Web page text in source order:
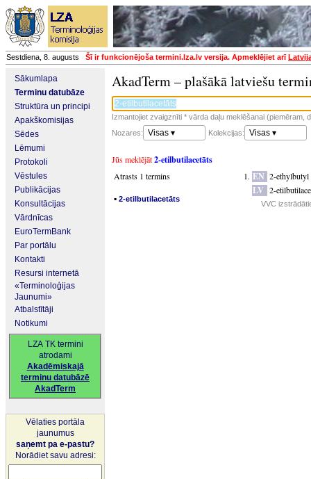
Sestdiena, 8. augusts Šī ir funkcionējoša termini.lza.lv versija. Apmeklējiet arī
Sākumlapa
Terminu datubāze
Struktūra un principi
Apakškomisijas
Sēdes
Lēmumi
Protokoli
Vēstules
Publikācijas
Konsultācijas
Vārdnīcas
EuroTermBank
Par portālu
Kontakti
Resursi internetā
«Terminoloģijas
Jaunumi»
Atbalstītāji
Notikumi
LZA TK termini
atrodami
Akadēmiskajā
terminu datubāzē
AkadTerm
Vēlaties portāla
jaunumus
saņemt pa e-pastu?
Norādiet savu adresi:
AkadTerm – plašākā latviešu
Izmantojiet zvaigznīti * vārda daļu meklēšanai (piemēram,
Nozares:
Visas ▾ Kolekcijas: Visas ▾
Jūs meklējāt2-etilbutilacetāts
Atrasts 1 termins
▪ 2-etilbutilacetāts
EN 2-ethylbutyl
LV 2-
VVC